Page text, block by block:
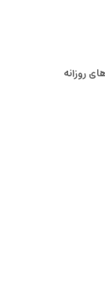
روزانه